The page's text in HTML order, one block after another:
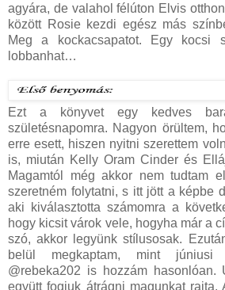
agyára, de valahol félúton Elvis
között Rosie kezdi egész más
Meg a kockacsapatot. Egy kocsi
lobbanhat…
Ezt a könyvet egy kedves
születésnapomra. Nagyon örültem,
erre esett, hiszen nyitni szerettem
is, miután Kelly Oram Cinder és
Magamtól még akkor nem tudtam
szeretném folytatni, s itt jött a képbe
aki kiválasztotta számomra a
hogy kicsit várok vele, hogyha már a
szó, akkor legyünk stílusosak.
belül megkaptam, mint júniusi
@rebeka202 is hozzám hasonlóan.
együtt fogjuk átrágni magunkat rajta.